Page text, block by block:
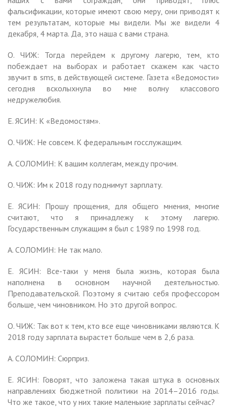
фальсификации, которые имеют свою меру, они приводят к
тем результатам, которые мы видели. Мы же видели 4
декабря, 4 марта. Да, это наша с вами страна.
О. ЧИЖ: Тогда перейдем к другому лагерю, тем, кто
побеждает на выборах и работает скажем как часто
звучит в sms, в действующей системе. Газета «Ведомости»
сегодня всколыхнула во мне волну классового
недружелюбия.
Е. ЯСИН: К «Ведомостям».
О. ЧИЖ: Не совсем. К федеральным госслужащим.
А. СОЛОМИН: К вашим коллегам, между прочим.
О. ЧИЖ: Им к 2018 году поднимут зарплату.
Е. ЯСИН: Прошу прощения, для общего мнения, многие
считают, что я принадлежу к этому лагерю.
Государственным служащим я был с 1989 по 1998 год.
А. СОЛОМИН: Не так мало.
Е. ЯСИН: Все-таки у меня была жизнь, которая была
наполнена в основном научной деятельностью.
Преподавательской. Поэтому я считаю себя профессором
больше, чем чиновником. Но это другой вопрос.
О. ЧИЖ: Так вот к тем, кто все еще чиновниками являются. К
2018 году зарплата вырастет больше чем в 2,6 раза.
А. СОЛОМИН: Сюрприз.
Е. ЯСИН: Говорят, что заложена такая штука в основных
направлениях бюджетной политики на 2014–2016 годы.
Что же такое, что у них такие маленькие зарплаты сейчас?